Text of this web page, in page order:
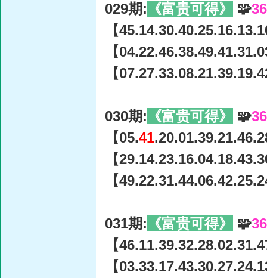
029期: 《富贵可得》 🧩
【
【
【
030期: 《富贵可得》 🧩
【05.41
【
【
031期: 《富贵可得》 🧩
【
【